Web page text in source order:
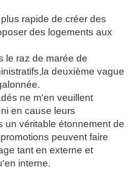
rapide de créer des
des logements aux
le raz de marée de
deuxième vague
ne m'en veuillent
en cause leurs
un véritable étonnement de
peuvent faire
tant en externe et
interne.